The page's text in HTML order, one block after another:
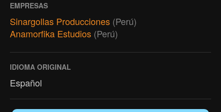
EMPRESAS
Sinargollas Producciones (Perú)
Anamorfika Estudios (Perú)
IDIOMA ORIGINAL
Español